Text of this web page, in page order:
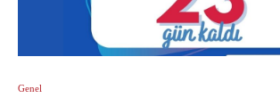
Genel